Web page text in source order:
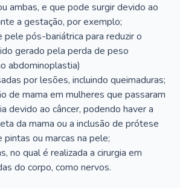
ambas, e que pode surgir devido ao
a gestação, por exemplo;
pele pós-bariátrica para reduzir o
gerado pela perda de peso
abdominoplastia)
por lesões, incluindo queimaduras;
de mama em mulheres que passaram
devido ao câncer, podendo haver a
da mama ou a inclusão de prótese
pintas ou marcas na pele;
no qual é realizada a cirurgia em
do corpo, como nervos.